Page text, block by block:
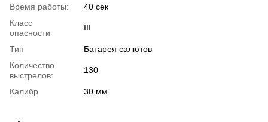
Время работы:
40 сек
Класс
опасности
III
Тип
Батарея салютов
Количество
выстрелов:
130
Калибр 30 мм